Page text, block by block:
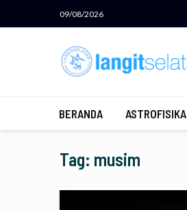
09/08/2026
BERANDA ASTROFISIKA
Tag: musim